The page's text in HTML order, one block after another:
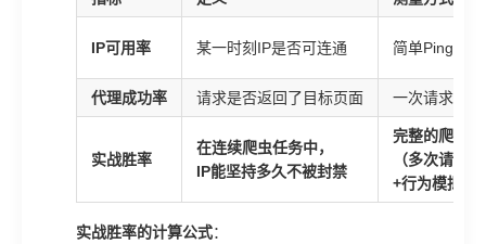
IP可用率 某一时刻IP是否可连通 简单Ping或
代理成功率 请求是否返回了目标页面 一次请求+状
实战胜率
在连续爬虫任务中，
IP能坚持多久不被封禁
完整的爬虫
（多次请求+
+行为模拟）
实战胜率的计算公式：